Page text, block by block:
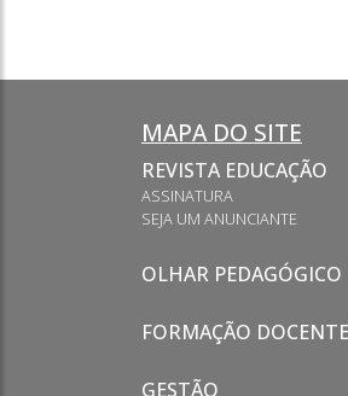
MAPA DO SITE
REVISTA EDUCAÇÃO
ASSINATURA
SEJA UM ANUNCIANTE
OLHAR PEDAGÓGICO
FORMAÇÃO DOCENTE
GESTÃO